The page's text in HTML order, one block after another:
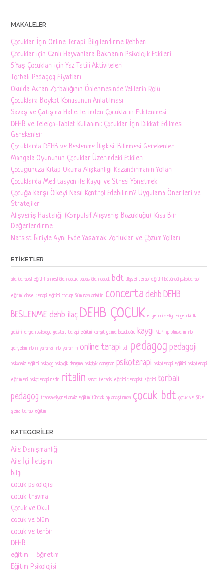
MAKALELER
Çocuklar İçin Online Terapi: Bilgilendirme Rehberi
Çocuklar için Canlı Hayvanlara Bakmanın Psikolojik Etkileri
5 Yaş Çocukları için Yaz Tatili Aktiviteleri
Torbalı Pedagog Fiyatları
Okulda Akran Zorbalığının Önlenmesinde Velilerin Rolü
Çocuklara Boykot Konusunun Anlatılması
Savaş ve Çatışma Haberlerinden Çocukların Etkilenmesi
DEHB ve Telefon-Tablet Kullanımı: Çocuklar İçin Dikkat Edilmesi
Gerekenler
Çocuklarda DEHB ve Beslenme İlişkisi: Bilinmesi Gerekenler
Mangala Oyununun Çocuklar Üzerindeki Etkileri
Çocuğunuza Kitap Okuma Alışkanlığı Kazandırmanın Yolları
Çocuklarda Meditasyon ile Kaygı ve Stresi Yönetmek
Çocuğa Karşı Öfkeyi Nasıl Kontrol Edebilirim? Uygulama Önerileri ve
Stratejiler
Alışveriş Hastalığı (Kompulsif Alışveriş Bozukluğu): Kısa Bir
Değerlendirme
Narsist Biriyle Aynı Evde Yaşamak: Zorluklar ve Çözüm Yolları
ETIKETLER
aile terapisi eğitimi annesi ölen cocuk babası ölen cocuk bdt bilişsel terapi eğitimi bütüncül psikoterapi
eğitimi cinsel terapi eğitimi cocuga ölüm nasıl anlatilir concerta dehb DEHB
BESLENME dehb ilaç DEHB ÇOCUK ergen cinselligi ergen kimlik
gelisimi ergen psikologu gestalt terapi eğitimi karşıt gelme bozukluğu kaygı NLP nlp bilimsel mi nlp
gerçekmi nlpnin yararları nlp yararlı mı online terapi pdr pedagog pedagoji
psikanaliz eğitimi psikolog psikolojik danışma psikolojik danışman psikoterapi psikoterapi eğitimi psikoterapi
eğitimleri psikoterapi nedir ritalin sanat terapisi eğitimi terapist eğitimi torbalı
pedagog transaksiyonel analiz eğitimi tübitak nlp araştırması çocuk bdt çocuk ve öfke
şema terapi eğitimi
KATEGORILER
Aile Danışmanlığı
Aile İçi İletişim
bilgi
cocuk psikolojisi
cocuk travma
Çocuk ve Okul
cocuk ve ölüm
cocuk ve terör
DEHB
eğitim – öğretim
Eğitim Psikolojisi